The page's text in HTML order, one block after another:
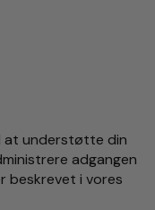
at understøtte din
adgangen
beskrevet i vores